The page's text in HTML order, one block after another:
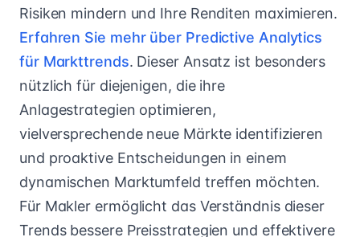
Risiken mindern und Ihre Renditen maximieren.
Erfahren Sie mehr über Predictive Analytics
für Markttrends. Dieser Ansatz ist besonders
nützlich für diejenigen, die ihre
Anlagestrategien optimieren,
vielversprechende neue Märkte identifizieren
und proaktive Entscheidungen in einem
dynamischen Marktumfeld treffen möchten.
Für Makler ermöglicht das Verständnis dieser
Trends bessere Preisstrategien und effektivere